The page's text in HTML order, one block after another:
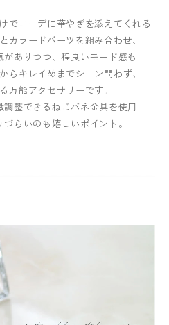
でコーデに華やぎを添えてくれる
カラードパーツを組み合わせ、
ありつつ、程良いモード感も
らキレイめまでシーン問わず、
万能アクセサリーです。
整できるねじバネ金具を使用
らいのも嬉しいポイント。